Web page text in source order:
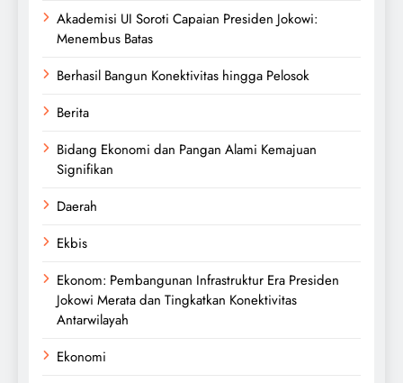
Akademisi UI Soroti Capaian Presiden Jokowi:
Menembus Batas
Berhasil Bangun Konektivitas hingga Pelosok
Berita
Bidang Ekonomi dan Pangan Alami Kemajuan
Signifikan
Daerah
Ekbis
Ekonom: Pembangunan Infrastruktur Era Presiden
Jokowi Merata dan Tingkatkan Konektivitas
Antarwilayah
Ekonomi